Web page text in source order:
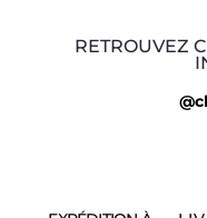
RETROUVEZ